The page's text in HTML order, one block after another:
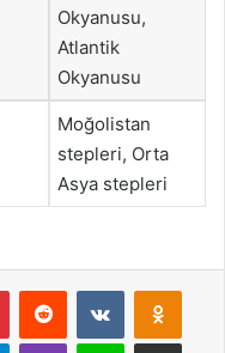
Okyanusu,
Atlantik
Okyanusu
Moğolistan
stepleri, Orta
Asya stepleri
PinterestReddit VKontakte
TelegramViber Line E-Posta ile